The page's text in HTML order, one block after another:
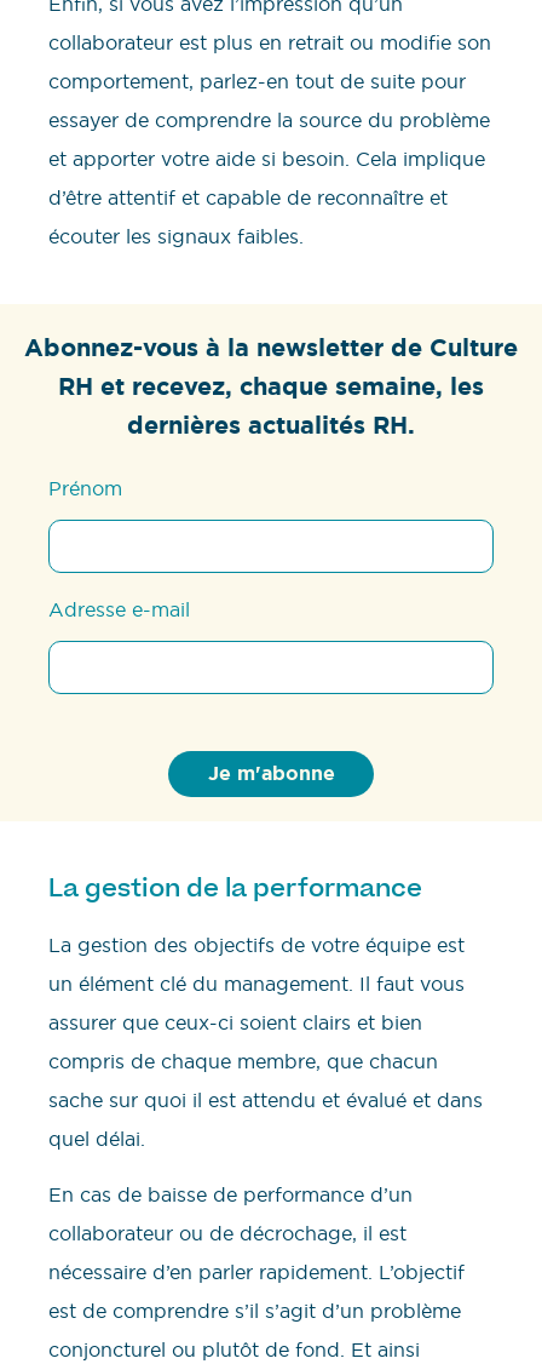
collaborateur est plus en retrait ou modifie son
comportement, parlez-en tout de suite pour
essayer de comprendre la source du problème
et apporter votre aide si besoin. Cela implique
d’être attentif et capable de reconnaître et
écouter les signaux faibles.
Abonnez-vous à la newsletter de Culture
RH et recevez, chaque semaine, les
dernières actualités RH.
Prénom
Adresse e-mail
La gestion de la performance
La gestion des objectifs de votre équipe est
un élément clé du management. Il faut vous
assurer que ceux-ci soient clairs et bien
compris de chaque membre, que chacun
sache sur quoi il est attendu et évalué et dans
quel délai.
En cas de baisse de performance d’un
collaborateur ou de décrochage, il est
nécessaire d’en parler rapidement. L’objectif
est de comprendre s’il s’agit d’un problème
conjoncturel ou plutôt de fond. Et ainsi